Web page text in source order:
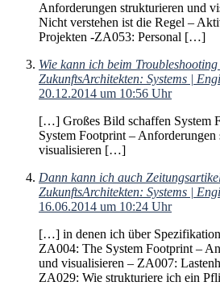
Anforderungen strukturieren und
Nicht verstehen ist die Regel –
Projekten -ZA053: Personal […]
Wie kann ich beim
ZukunftsArchitekten: Systems |
20.12.2014 um 10:56 Uhr
[…] Großes Bild schaffen System
System Footprint – Anforderungen
visualisieren […]
Dann kann ich auch
ZukunftsArchitekten: Systems |
16.06.2014 um 10:24 Uhr
[…] in denen ich über
ZA004: The System Footprint –
und visualisieren – ZA007:
ZA029: Wie strukturiere ich ein